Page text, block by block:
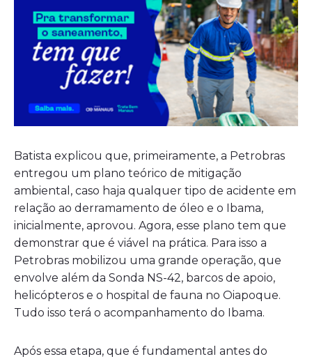
Batista explicou que, primeiramente, a Petrobras
entregou um plano teórico de mitigação
ambiental, caso haja qualquer tipo de acidente em
relação ao derramamento de óleo e o Ibama,
inicialmente, aprovou. Agora, esse plano tem que
demonstrar que é viável na prática. Para isso a
Petrobras mobilizou uma grande operação, que
envolve além da Sonda NS-42, barcos de apoio,
helicópteros e o hospital de fauna no Oiapoque.
Tudo isso terá o acompanhamento do Ibama.
Após essa etapa, que é fundamental antes do